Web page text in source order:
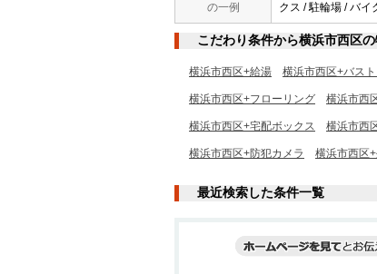
の一例
クス / 駐輪場 / バイ
こだわり条件から横浜市西区
横浜市西区+給湯 横浜市西区+バスト
横浜市西区+フローリング 横浜市西
横浜市西区+宅配ボックス 横浜市西
横浜市西区+防犯カメラ 横浜市西区
最近検索した条件一覧